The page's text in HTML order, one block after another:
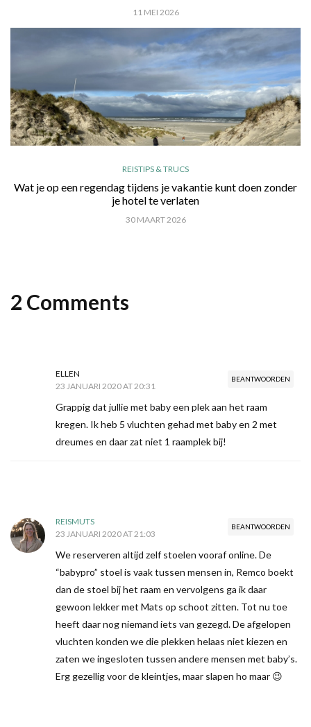
11 MEI 2026
REISTIPS & TRUCS
Wat je op een regendag tijdens je vakantie kunt doen zonder
je hotel te verlaten
30 MAART 2026
2 Comments
BEANTWOORDEN
ELLEN
23 JANUARI 2020 AT 20:31
Grappig dat jullie met baby een plek aan het raam
kregen. Ik heb 5 vluchten gehad met baby en 2 met
dreumes en daar zat niet 1 raamplek bij!
BEANTWOORDEN
REISMUTS
23 JANUARI 2020 AT 21:03
We reserveren altijd zelf stoelen vooraf online. De
“babypro” stoel is vaak tussen mensen in, Remco boekt
dan de stoel bij het raam en vervolgens ga ik daar
gewoon lekker met Mats op schoot zitten. Tot nu toe
heeft daar nog niemand iets van gezegd. De afgelopen
vluchten konden we die plekken helaas niet kiezen en
zaten we ingesloten tussen andere mensen met baby’s.
Erg gezellig voor de kleintjes, maar slapen ho maar 😉